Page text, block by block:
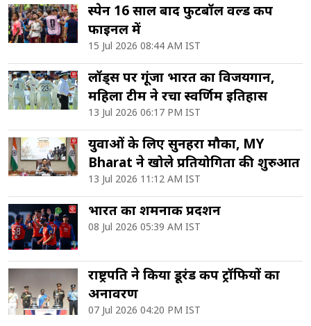
स्पेन 16 साल बाद फुटबॉल वर्ल्ड कप
फाइनल में
15 Jul 2026 08:44 AM IST
लॉर्ड्स पर गूंजा भारत का विजयगान,
महिला टीम ने रचा स्वर्णिम इतिहास
13 Jul 2026 06:17 PM IST
युवाओं के लिए सुनहरा मौका, MY
Bharat ने खोले प्रतियोगिता की शुरुआत
13 Jul 2026 11:12 AM IST
भारत का शर्मनाक प्रदर्शन
08 Jul 2026 05:39 AM IST
राष्ट्रपति ने किया डूरंड कप ट्रॉफियों का
अनावरण
07 Jul 2026 04:20 PM IST